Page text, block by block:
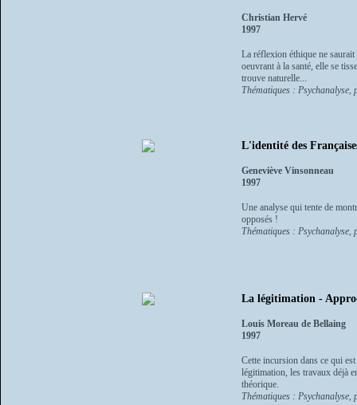
Christian Hervé
1997
La réflexion éthique ne
oeuvrant à la santé, elle se
trouve naturelle...
Thématiques : Psychanalyse,
L'identité des
Geneviève Vinsonneau
1997
Une analyse qui tente de
opposés !
Thématiques : Psychanalyse,
La légitimation -
Louis Moreau de Bellaing
1997
Cette incursion dans ce qui
légitimation, les travaux déjà
théorique.
Thématiques : Psychanalyse,